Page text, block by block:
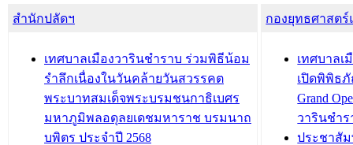
สำนักปลัดฯ
เทศบาลเมืองวารินชำราบ ร่วมพิธีน้อม
รำลึกเนื่องในวันคล้ายวันสวรรคต
พระบาทสมเด็จพระบรมชนกาธิเบศร
มหาภูมิพลอดุลยเดชมหาราช บรมนาถ
บพิตร ประจำปี 2568
กองยุทธศาสต
เทศบาลเ
เปิดพิพิธภั
Grand
วารินชำร
ประชาสัม